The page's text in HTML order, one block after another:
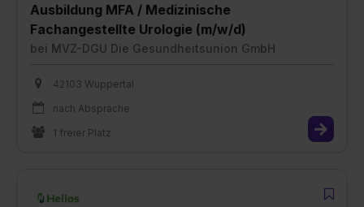
Ausbildung MFA / Medizinische
Fachangestellte Urologie (m/w/d)
bei MVZ-DGU Die Gesundheitsunion GmbH
42103 Wuppertal
nach Absprache
1 freier Platz